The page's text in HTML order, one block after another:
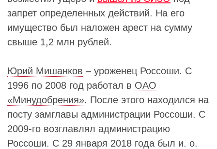
запрет определенных действий. На его
имущество был наложен арест на сумму
свыше 1,2 млн рублей.
Юрий Мишанков – уроженец Россоши. С
1996 по 2008 год работал в ОАО
«Минудобрения». После этого находился на
посту замглавы администрации Россоши. С
2009-го возглавлял администрацию
Россоши. С 29 января 2018 года был и. о.